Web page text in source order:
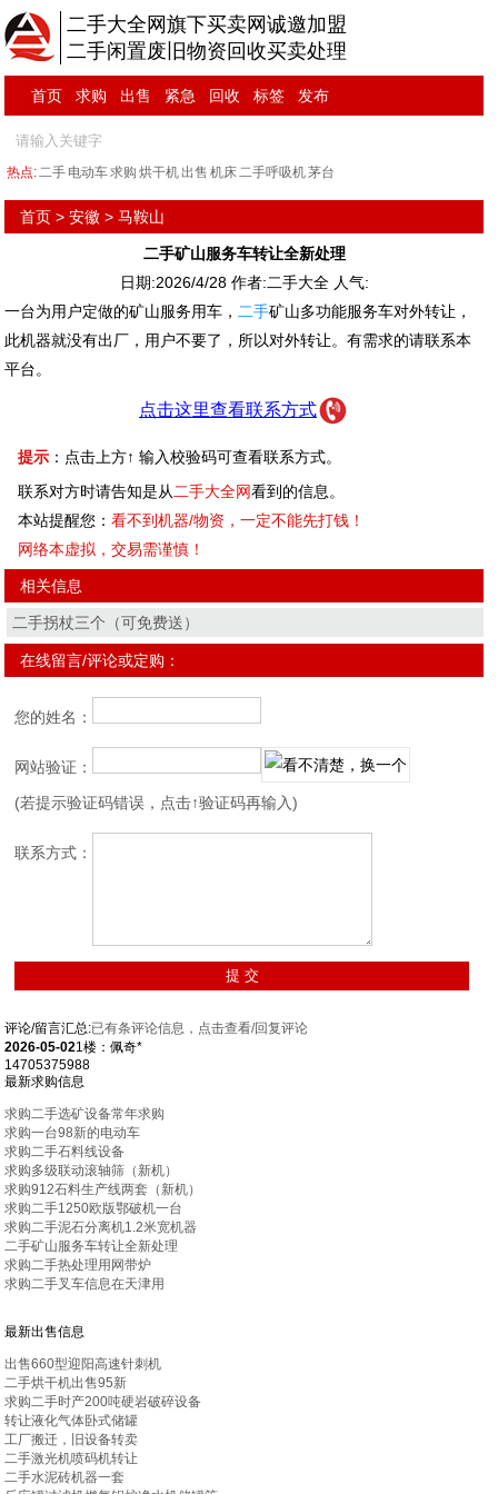
二手大全网旗下买卖网诚邀加盟
二手闲置废旧物资回收买卖处理
首页 求购 出售 紧急 回收 标签 发布
热点:二手 电动车求购 烘干机出售 机床二手呼吸机茅台
首页 >安徽 >马鞍山
二手矿山服务车转让全新处理
日期:2026/4/28 作者:二手大全 人气:
一台为用户定做的矿山服务用车， 二手矿山多功能服务车对外转让，
此机器就没有出厂，用户不要了，所以对外转让。有需求的请联系本
平台。
点击这里查看联系方式
提示 ：点击上方↑ 输入校验码可查看联系方式。
联系对方时请告知是从 二手大全网看到的信息。
本站提醒您：看不到机器/物资，一定不能先打钱！
网络本虚拟，交易需谨慎！
相关信息
二手拐杖三个（可免费送）
在线留言/评论或定购：
您的姓名：
网站验证：
(若提示验证码错误，点击↑验证码再输入)
联系方式：
评论/留言汇总:已有条评论信息，点击查看/回复评论
2026-05-021楼：佩奇*
14705375988
最新求购信息
求购二手选矿设备常年求购
求购一台98新的电动车
求购二手石料线设备
求购多级联动滚轴筛（新机）
求购912石料生产线两套（新机）
求购二手1250欧版鄂破机一台
求购二手泥石分离机1.2米宽机器
二手矿山服务车转让全新处理
求购二手热处理用网带炉
求购二手叉车信息在天津用
最新出售信息
出售660型迎阳高速针刺机
二手烘干机出售95新
求购二手时产200吨硬岩破碎设备
转让液化气体卧式储罐
工厂搬迁，旧设备转卖
二手激光机喷码机转让
二手水泥砖机器一套